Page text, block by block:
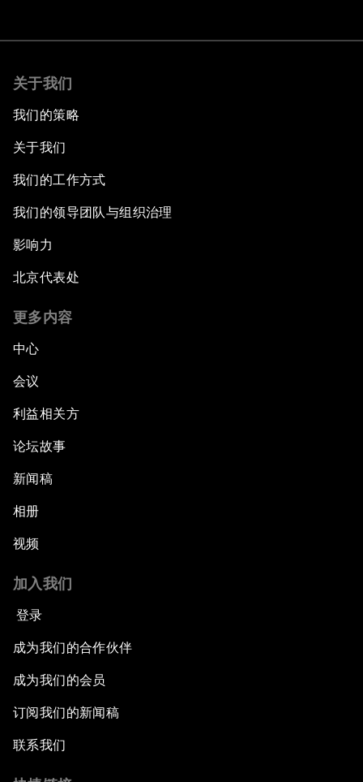
关于我们
我们的策略
关于我们
我们的工作方式
我们的领导团队与组织治理
影响力
北京代表处
更多内容
中心
会议
利益相关方
论坛故事
新闻稿
相册
视频
加入我们
登录
成为我们的合作伙伴
成为我们的会员
订阅我们的新闻稿
联系我们